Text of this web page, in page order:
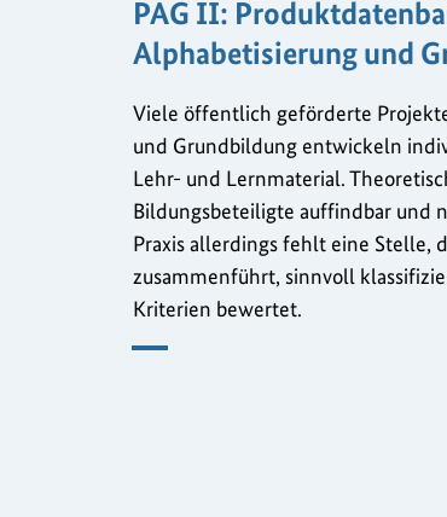
PAG II:
Alphabetisierung und
Viele öffentlich geförderte
und Grundbildung entwickeln
Lehr- und Lernmaterial.
Bildungsbeteiligte auffindbar und
Praxis allerdings fehlt eine Stelle,
zusammenführt, sinnvoll
Kriterien bewertet.